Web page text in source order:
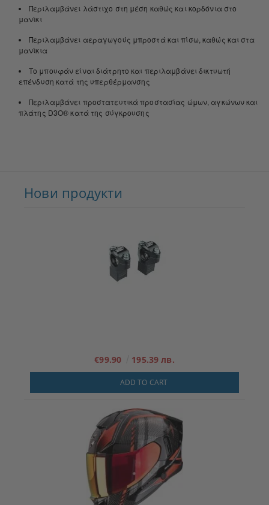
Περιλαμβάνει λάστιχο στη μέση καθώς και κορδόνια στο
μανίκι
Περιλαμβάνει αεραγωγούς μπροστά και πίσω, καθώς και στα
μανίκια
Το μπουφάν είναι διάτρητο και περιλαμβάνει δικτυωτή
επένδυση κατά της υπερθέρμανσης
Περιλαμβάνει προστατευτικά προστασίας ώμων, αγκώνων και
πλάτης D3O® κατά της σύγκρουσης
Нови продукти
€99.90 195.39 лв.
ADD TO CART